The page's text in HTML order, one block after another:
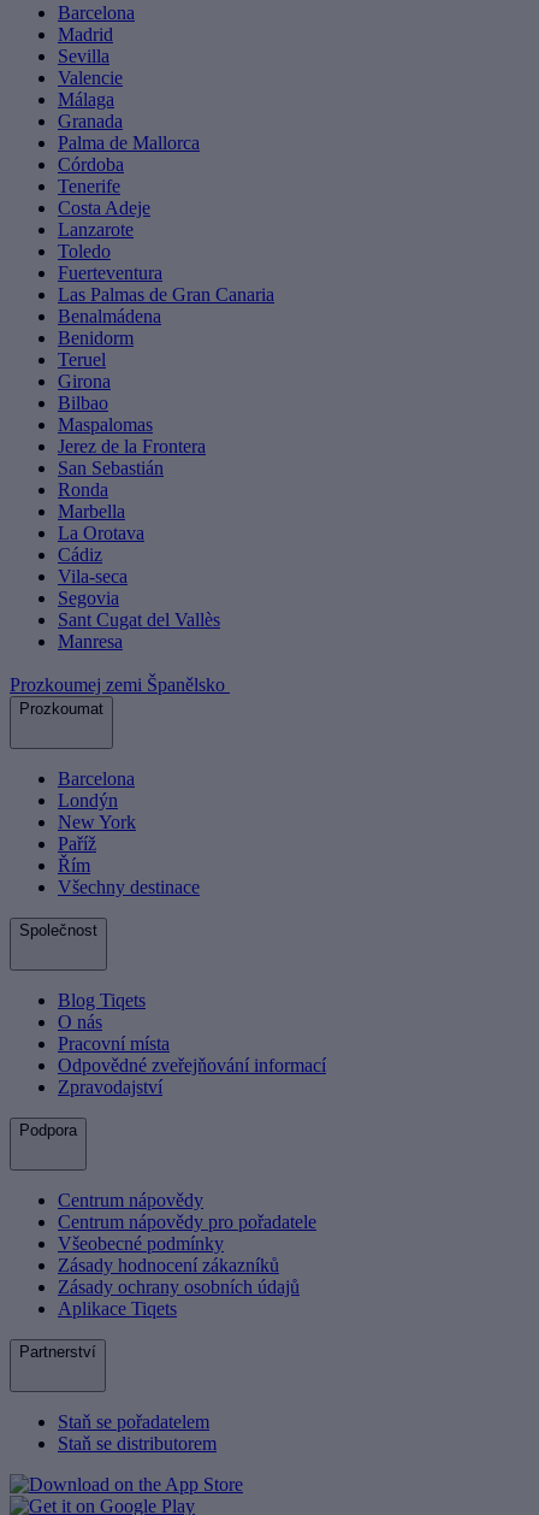
Barcelona
Madrid
Sevilla
Valencie
Málaga
Granada
Palma de Mallorca
Córdoba
Tenerife
Costa Adeje
Lanzarote
Toledo
Fuerteventura
Las Palmas de Gran Canaria
Benalmádena
Benidorm
Teruel
Girona
Bilbao
Maspalomas
Jerez de la Frontera
San Sebastián
Ronda
Marbella
La Orotava
Cádiz
Vila-seca
Segovia
Sant Cugat del Vallès
Manresa
Prozkoumej zemi Španělsko
Prozkoumat
Barcelona
Londýn
New York
Paříž
Řím
Všechny destinace
Společnost
Blog Tiqets
O nás
Pracovní místa
Odpovědné zveřejňování informací
Zpravodajství
Podpora
Centrum nápovědy
Centrum nápovědy pro pořadatele
Všeobecné podmínky
Zásady hodnocení zákazníků
Zásady ochrany osobních údajů
Aplikace Tiqets
Partnerství
Staň se pořadatelem
Staň se distributorem